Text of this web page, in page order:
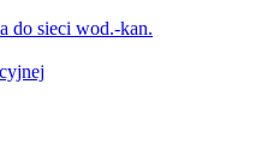
do sieci wod.-kan.